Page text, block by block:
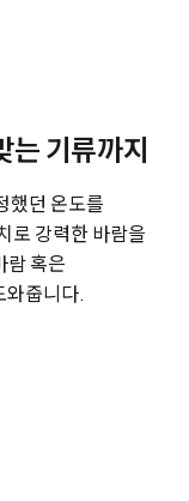
는 기류까지
했던 온도를
로 강력한 바람을
람 혹은
와줍니다.